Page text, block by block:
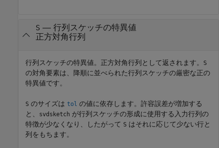
S — 行列スケッチの特異値
正方対角行列
行列スケッチの特異値。正方対角行列として返されます。 S
の対角要素は、降順に並べられた行列スケッチの厳密な正の
特異値です。
S のサイズは tol の値に依存します。許容誤差が増加する
と、
svdsketch が行列スケッチの形成に使用する入力行列の
特徴が少なくなり、したがって S はそれに応じて少ない行と
列をもちます。